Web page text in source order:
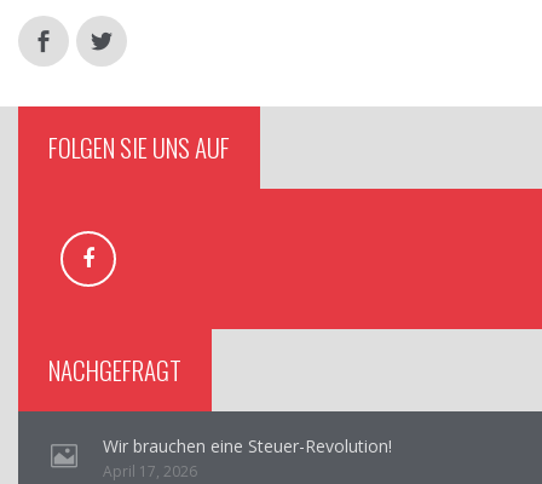
FOLGEN SIE UNS AUF
NACHGEFRAGT
Wir brauchen eine Steuer-Revolution!
April 17, 2026